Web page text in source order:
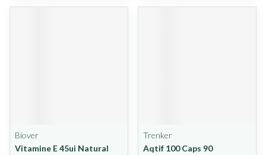
Biover
Vitamine E 45ui Natural
Trenker
Aqtif 100 Caps 90